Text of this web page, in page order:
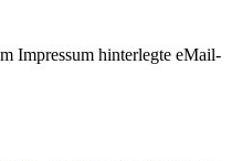
Impressum hinterlegte eMail-